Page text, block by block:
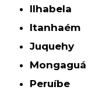
Ilhabela
Itanhaém
Juquehy
Mongaguá
Peruíbe